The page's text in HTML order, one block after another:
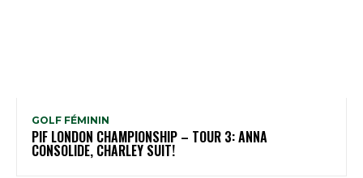
GOLF FÉMININ
PIF LONDON CHAMPIONSHIP – TOUR 3: ANNA
CONSOLIDE, CHARLEY SUIT!